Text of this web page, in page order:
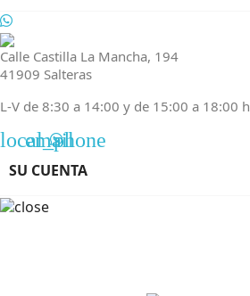
Calle Castilla La Mancha, 194
41909 Salteras
L-V de 8:30 a 14:00 y de 15:00 a 18:00 h
local_phone
email
SU CUENTA